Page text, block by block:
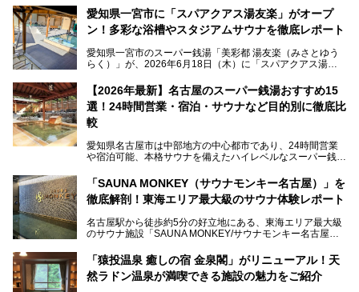
愛知県一宮市に「スパアクアス湯友楽」がオープ
ン！多彩な浴槽やスタジアムサウナを徹底レポート
愛知県一宮市のスーパー銭湯「美彩都 湯友楽（みさとゆう
らく）」が、2026年6月18日（木）に「スパアクアス湯友
この地で30年にわたり愛され続けてきた施設だからこそ、
地元住民をはじめオープンを待ちわびている人も多いのでは
ないでしょうか。
老朽化した設備の補修を機に、2年前からじっくり構想を練
ってきたというだけあって、館内の充実度は想像以上。
以前の4倍に拡張したという露天エリアや10の浴槽、40人収
容の巨大なスタジアムサウナに、岩盤浴やリラクゼーション
までまるごと楽しめる施設に生まれ変わりました。
今回は、全面リニューアルして新しくなった「スパアクアス
【2026年最新】名古屋のスーパー銭湯おすすめ15
選！24時間営業・宿泊・サウナなど目的別に徹底比
較
愛知県名古屋市は中部地方の中心都市であり、24時間営業
や宿泊可能、本格サウナを備えたハイレベルなスーパー銭湯
そのため、「日々の仕事の疲れを心身ともにリセットした
い」「休日に時間を忘れて1日中ダラダラ過ごしたい」「コ
くある点が魅力です！
お好みの温泉施設を見つけて楽しんでくださいね。
「SAUNA MONKEY（サウナモンキー名古屋）」を
徹底解剖！東海エリア最大級のサウナ体験レポート
名古屋駅から徒歩約5分の好立地にある、東海エリア最大級
のサウナ施設「SAUNA MONKEY/サウナモンキー名古屋」
「名古屋駅周辺ってサウナが少ないよね」という声をよく耳
にするだけあり、アクセスの良さにも胸が高鳴ります。
今回は普段は男性専用となっているパブリックサウナが、女
「猿投温泉 癒しの宿 金泉閣」がリニューアル！天
然ラドン温泉が満喫できる施設の魅力をご紹介